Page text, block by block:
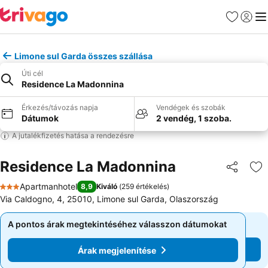
Kedvencek
Limone sul Garda összes szállása
Úti cél
Residence La Madonnina
Érkezés/távozás napja
Dátumok
Vendégek és szobák
2 vendég, 1 szoba.
A jutalékfizetés hatása a rendezésre
Residence La Madonnina
3 Kategória
Apartmanhotel 8,9 Kiváló (259 értékelés)
Via Caldogno, 4, 25010, Limone sul Garda, Olaszország
A pontos árak megtekintéséhez válasszon dátumokat
Árak megjelenítése
A pontos árak megtekintéséhez válasszon dátumokat
Árak megjelenítése